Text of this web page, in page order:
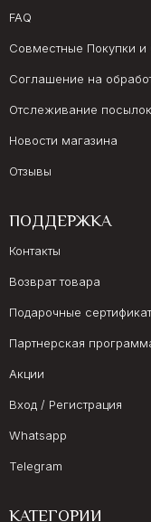
FAQ
Совместные Покупки и
Соглашение на
Отслеживание посылок
Новости магазина
Отзывы
ПОДДЕРЖКА
Контакты
Возврат товара
Подарочные
Партнерская
Акции
Вход / Регистрация
Whatsapp
Telegram